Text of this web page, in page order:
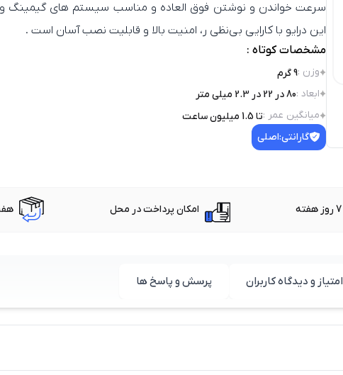
سرعت خواندن و نوشتن فوق‌ العاده‌ و مناسب سیستم‌ های گیمینگ و
این درایو با کارایی بی‌نظی ر، امنیت بالا و قابلیت نصب آسان است .
مشخصات کوتاه :
وزن :9 گرم
ابعاد:80 در 22 در 2.3 میلی متر
میانگین عمر :تا 1.5 میلیون ساعت
گارانتی:اصلی
امکان پرداخت در محل
امتیاز و دیدگاه کاربران پرسش و پاسخ ها